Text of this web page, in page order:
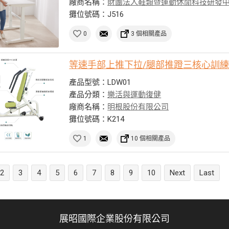
廠商名稱： 財團法人鞋類暨運動休閒科技研發
攤位號碼：J516
0 3 個相關產品
等速手部上推下拉/腿部推蹬三核心訓練
產品型號：LDW01
產品分類：樂活與運動復健
廠商名稱： 明根股份有限公司
攤位號碼：K214
1 10 個相關產品
2 3 4 5 6 7 8 9 10 Next Last
展昭國際企業股份有限公司